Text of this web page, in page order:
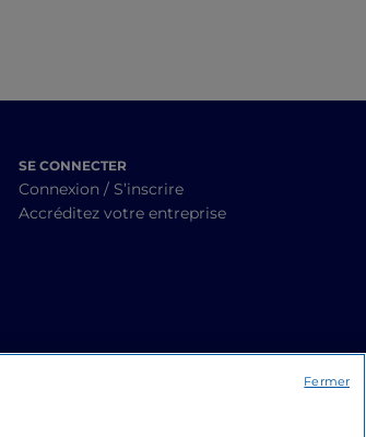
SE CONNECTER
Connexion / S’inscrire
Accréditez votre entreprise
Fermer